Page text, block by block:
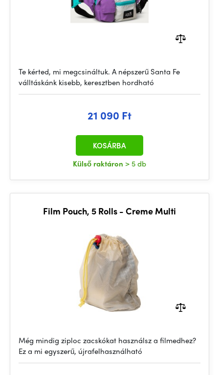
Te kérted, mi megcsináltuk. A népszerű Santa Fe
válltáskánk kisebb, keresztben hordható
21 090 Ft
Külső raktáron > 5 db
KOSÁRBA
Film Pouch, 5 Rolls - Creme Multi
Még mindig ziploc zacskókat használsz a filmedhez?
Ez a mi egyszerű, újrafelhasználható